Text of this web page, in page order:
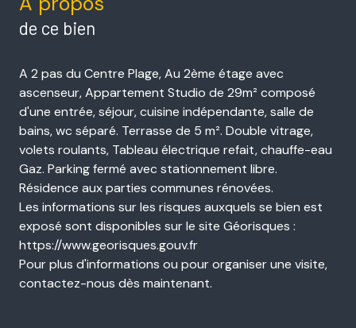
de ce bien
A 2 pas du Centre Plage, Au 2ème étage avec
ascenseur, Appartement Studio de 29m² composé
d'une entrée, séjour, cuisine indépendante, salle de
bains, wc séparé. Terrasse de 5 m². Double vitrage,
volets roulants, Tableau électrique refait, chauffe-eau
Gaz. Parking fermé avec stationnement libre.
Résidence aux parties communes rénovées.
Les informations sur les risques auxquels se bien est
exposé sont disponibles sur le site Géorisques :
https://www.georisques.gouv.fr
Pour plus d'informations ou pour organiser une visite,
contactez-nous dès maintenant.